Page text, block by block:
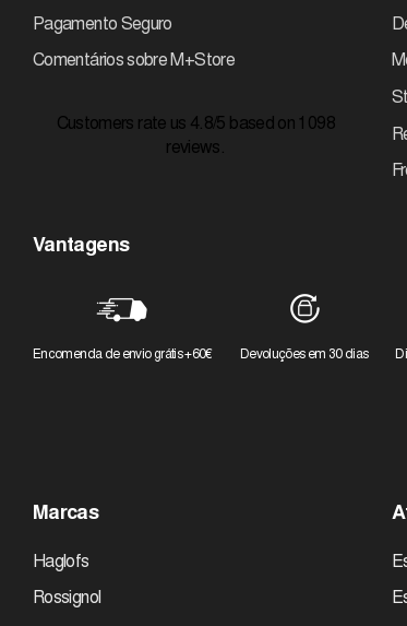
Pagamento Seguro
Comentários sobre M+Store
Customers rate us 4.8/5 based on 1098
reviews.
Vantagens
Encomenda de envio grátis +60€ Devoluções em 30 dias
Marcas
Haglofs
Rossignol